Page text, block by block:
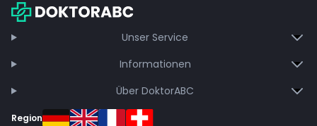
Unser Service
Informationen
Über DoktorABC
Region